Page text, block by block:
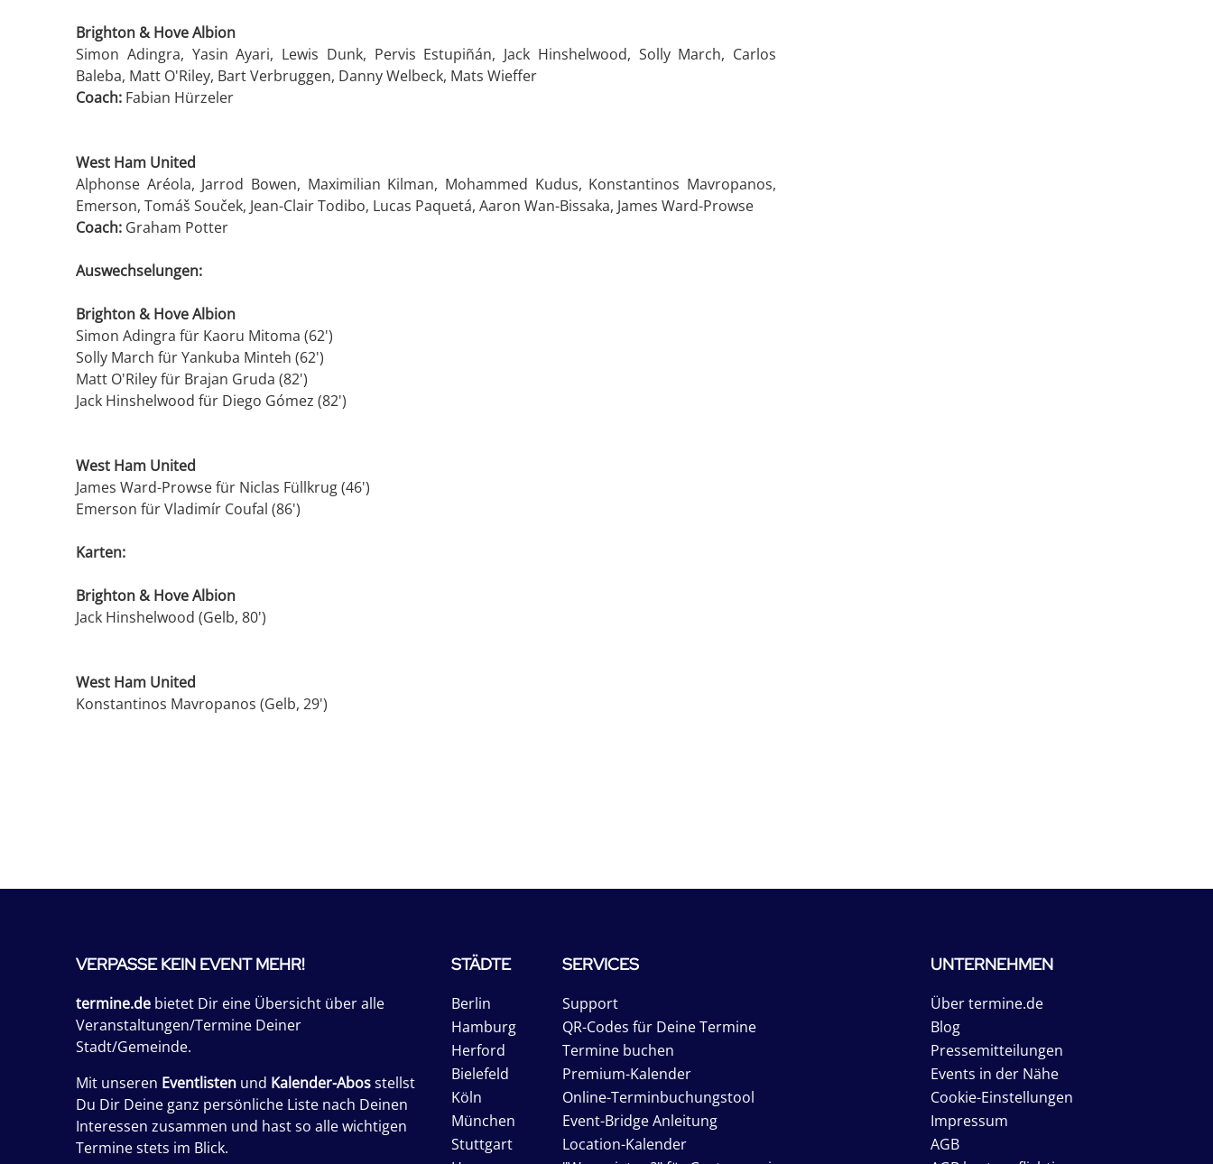
Brighton & Hove Albion
Simon Adingra, Yasin Ayari, Lewis Dunk, Pervis Estupiñán, Jack Hinshelwood, Solly March, Carlos
Baleba, Matt O'Riley, Bart Verbruggen, Danny Welbeck, Mats Wieffer
Coach: Fabian Hürzeler
West Ham United
Alphonse Aréola, Jarrod Bowen, Maximilian Kilman, Mohammed Kudus, Konstantinos Mavropanos,
Emerson, Tomáš Souček, Jean-Clair Todibo, Lucas Paquetá, Aaron Wan-Bissaka, James Ward-Prowse
Coach: Graham Potter
Auswechselungen:
Brighton & Hove Albion
Simon Adingra für Kaoru Mitoma (62')
Solly March für Yankuba Minteh (62')
Matt O'Riley für Brajan Gruda (82')
Jack Hinshelwood für Diego Gómez (82')
West Ham United
James Ward-Prowse für Niclas Füllkrug (46')
Emerson für Vladimír Coufal (86')
Karten:
Brighton & Hove Albion
Jack Hinshelwood (Gelb, 80')
West Ham United
Konstantinos Mavropanos (Gelb, 29')
VERPASSE KEIN EVENT MEHR!
termine.de bietet Dir eine Übersicht über alle
Veranstaltungen/Termine Deiner
Stadt/Gemeinde.
Mit unseren Eventlisten und Kalender-Abosstellst
Du Dir Deine ganz persönliche Liste nach Deinen
Interessen zusammen und hast so alle wichtigen
Termine stets im Blick.
STÄDTE
Berlin
Hamburg
Herford
Bielefeld
Köln
München
Stuttgart
SERVICES
Support
QR-Codes für Deine Termine
Termine buchen
Premium-Kalender
Online-Terminbuchungstool
Event-Bridge Anleitung
Location-Kalender
UNTERNEHMEN
Über termine.de
Blog
Pressemitteilungen
Events in der Nähe
Cookie-Einstellungen
Impressum
AGB